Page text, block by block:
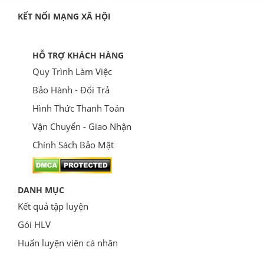
KẾT NỐI MẠNG XÃ HỘI
HỖ TRỢ KHÁCH HÀNG
Quy Trình Làm Việc
Bảo Hành - Đổi Trả
Hình Thức Thanh Toán
Vận Chuyển - Giao Nhận
Chính Sách Bảo Mật
DANH MỤC
Kết quả tập luyện
Gói HLV
Huấn luyện viên cá nhân